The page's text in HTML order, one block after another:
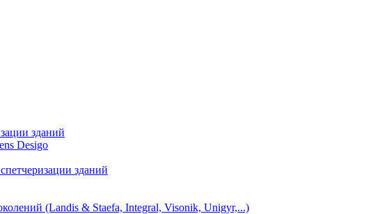
зданий
Desigo
зданий
(Landis & Staefa, Integral, Visonik, Unigyr,...)